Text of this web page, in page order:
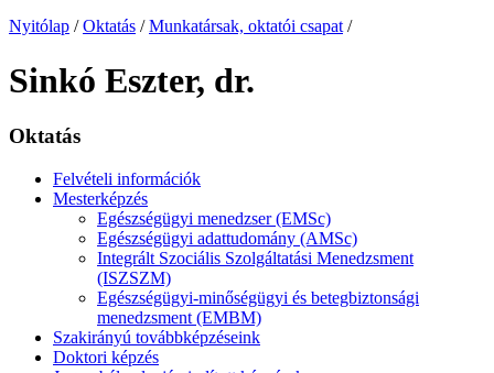
Nyitólap / Oktatás / Munkatársak, oktatói csapat /
Sinkó Eszter, dr.
Oktatás
Felvételi információk
Mesterképzés
Egészségügyi menedzser (EMSc)
Egészségügyi adattudomány (AMSc)
Integrált Szociális Szolgáltatási Menedzsment
(ISZSZM)
Egészségügyi-minőségügyi és betegbiztonsági
menedzsment (EMBM)
Szakirányú továbbképzéseink
Doktori képzés